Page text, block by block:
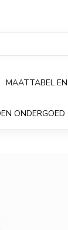
MAATTABEL
ONDERGOED